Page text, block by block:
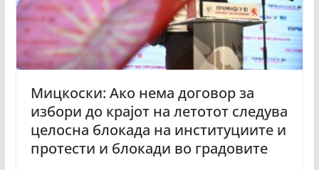
Мицкоски: Ако нема договор за
избори до крајот на летотот следува
целосна блокада на институциите и
протести и блокади во градовите